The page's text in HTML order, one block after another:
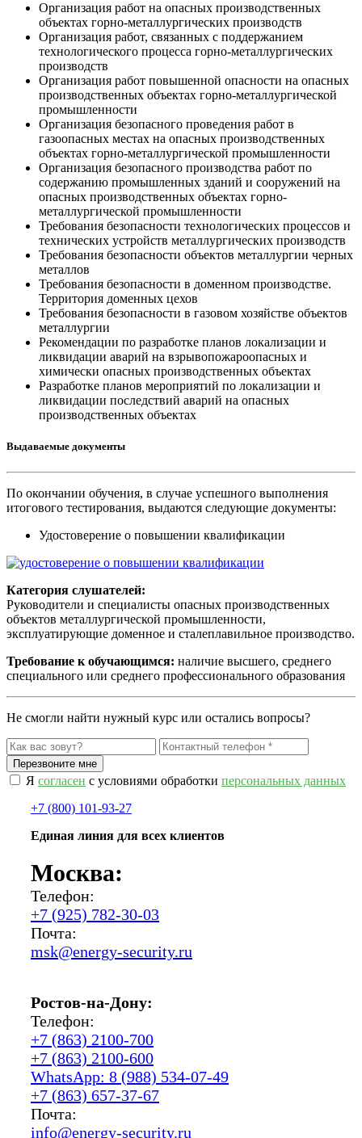
Организация работ на опасных производственных
объектах горно-металлургических производств
Организация работ, связанных с поддержанием
технологического процесса горно-металлургических
производств
Организация работ повышенной опасности на опасных
производственных объектах горно-металлургической
промышленности
Организация безопасного проведения работ в
газоопасных местах на опасных производственных
объектах горно-металлургической промышленности
Организация безопасного производства работ по
содержанию промышленных зданий и сооружений на
опасных производственных объектах горно-
металлургической промышленности
Требования безопасности технологических процессов и
технических устройств металлургических производств
Требования безопасности объектов металлургии черных
металлов
Требования безопасности в доменном производстве.
Территория доменных цехов
Требования безопасности в газовом хозяйстве объектов
металлургии
Рекомендации по разработке планов локализации и
ликвидации аварий на взрывопожароопасных и
химически опасных производственных объектах
Разработке планов мероприятий по локализации и
ликвидации последствий аварий на опасных
производственных объектах
Выдаваемые документы
По окончании обучения, в случае успешного выполнения
итогового тестирования, выдаются следующие документы:
Удостоверение о повышении квалификации
Категория слушателей:
Руководители и специалисты опасных производственных
объектов металлургической промышленности,
эксплуатирующие доменное и сталеплавильное производство.
Требование к обучающимся: наличие высшего, среднего
специального или среднего профессионального образования
Не смогли найти нужный курс или остались вопросы?
Я согласен с условиями обработки персональных данных
+7 (800) 101-93-27
Единая линия для всех клиентов
Москва:
Телефон:
+7 (925) 782-30-03
Почта:
msk@energy-security.ru
Ростов-на-Дону:
Телефон:
+7 (863) 2100-700
+7 (863) 2100-600
WhatsApp: 8 (988) 534-07-49
+7 (863) 657-37-67
Почта:
info@energy-security.ru